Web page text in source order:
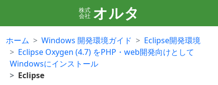
株式
会社 オルタ
ホーム Windows 開発環境ガイド
Eclipse開発環境
Eclipse Oxygen (4.7) をPHP・web開発向けとして
Windowsにインストール
Eclipse